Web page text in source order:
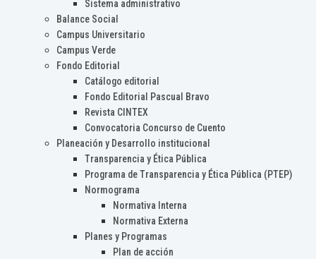
Sistema administrativo
Balance Social
Campus Universitario
Campus Verde
Fondo Editorial
Catálogo editorial
Fondo Editorial Pascual Bravo
Revista CINTEX
Convocatoria Concurso de Cuento
Planeación y Desarrollo institucional
Transparencia y Ética Pública
Programa de Transparencia y Ética Pública (PTEP)
Normograma
Normativa Interna
Normativa Externa
Planes y Programas
Plan de acción